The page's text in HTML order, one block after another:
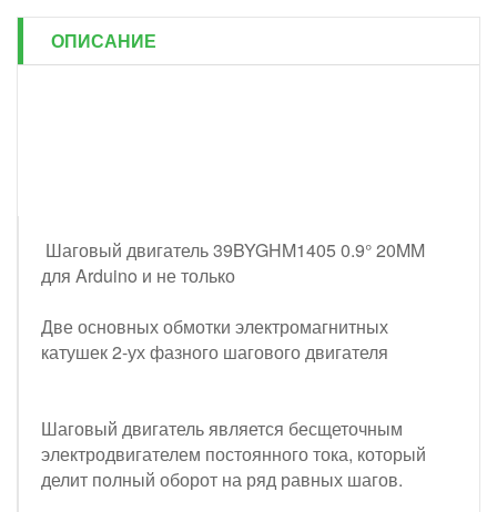
ОПИСАНИЕ
Шаговый двигатель 39BYGHM1405 0.9° 20MM
для Arduino и не только
Две основных обмотки электромагнитных
катушек 2-ух фазного шагового двигателя
Шаговый двигатель является бесщеточным
электродвигателем постоянного тока, который
делит полный оборот на ряд равных шагов.